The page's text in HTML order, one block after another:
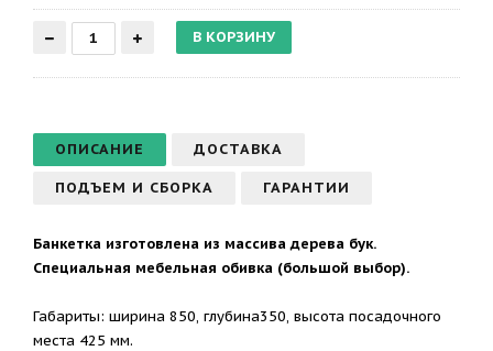
ОПИСАНИЕ ДОСТАВКА
ПОДЪЕМ И СБОРКА ГАРАНТИИ
Банкетка изготовлена из массива дерева бук.
Специальная мебельная обивка (большой выбор).
Габариты: ширина 850, глубина350, высота посадочного
места 425 мм.